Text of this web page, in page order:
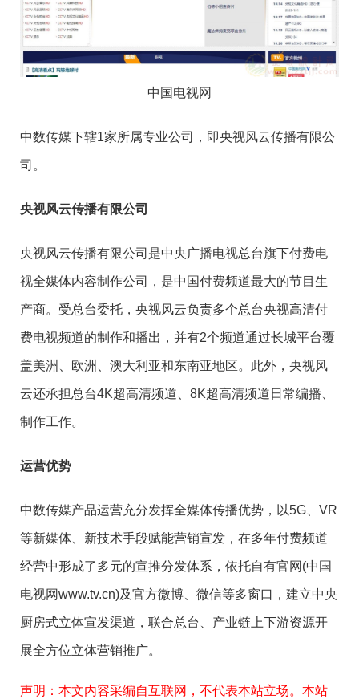
中国电视网
中数传媒下辖1家所属专业公司，即央视风云传播有限公
司。
央视风云传播有限公司
央视风云传播有限公司是中央广播电视总台旗下付费电
视全媒体内容制作公司，是中国付费频道最大的节目生
产商。受总台委托，央视风云负责多个总台央视高清付
费电视频道的制作和播出，并有2个频道通过长城平台覆
盖美洲、欧洲、澳大利亚和东南亚地区。此外，央视风
云还承担总台4K超高清频道、8K超高清频道日常编播、
制作工作。
运营优势
中数传媒产品运营充分发挥全媒体传播优势，以5G、VR
等新媒体、新技术手段赋能营销宣发，在多年付费频道
经营中形成了多元的宣推分发体系，依托自有官网(中国
电视网www.tv.cn)及官方微博、微信等多窗口，建立中央
厨房式立体宣发渠道，联合总台、产业链上下游资源开
展全方位立体营销推广。
声明：本文内容采编自互联网，不代表本站立场。本站